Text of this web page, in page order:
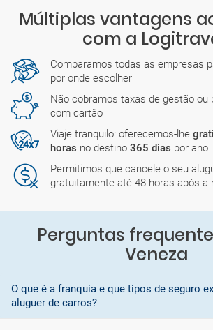
Múltiplas vantagens
com a
Comparamos todas as empresas
por onde escolher
Não cobramos taxas de gestão ou
com cartão
Viaje tranquilo: oferecemos-lhe
horas no destino 365 dias por ano
Permitimos que cancele o seu
gratuitamente até 48 horas após a
Perguntas
Veneza
O que é a franquia e que tipos de seguro
aluguer de carros?